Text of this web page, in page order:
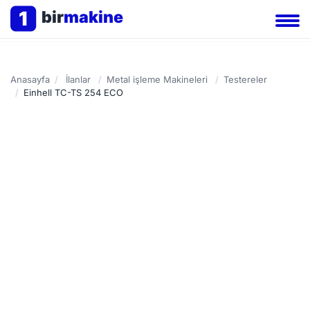
1 birmakine
Anasayfa / İlanlar / Metal işleme Makineleri / Testereler
/ Einhell TC-TS 254 ECO